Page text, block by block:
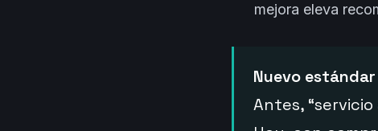
mejora eleva
Nuevo
Antes,